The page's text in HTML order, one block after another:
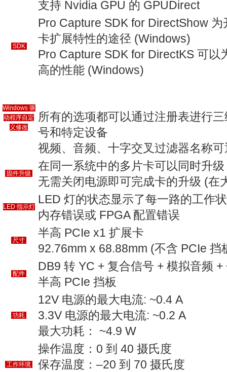
支持 Nvidia GPU 的 GPUDirect
SDK
Pro Capture SDK for DirectShow
卡扩展特性的途径 (Windows)
Pro Capture SDK for DirectKS 可
高的性能 (Windows)
Windows 驱
动程序自定
义修改
所有的选项都可以通过注册表进行
号和特定设备
视频、音频、十字交叉过滤器名称
固件升级
在同一系统中的多片卡可以同时升级
无需关闭电源即可完成卡的升级 (在
LED 指示灯
LED 灯的状态显示了每一路的工作
内存错误或 FPGA 配置错误
尺寸
半高 PCIe x1 扩展卡
92.76mm x 68.88mm (不含 PCIe 挡
配件
DB9 转 YC + 复合信号 + 模拟音频
半高 PCIe 挡板
功耗
12V 电源的最大电流: ~0.4 A
3.3V 电源的最大电流: ~0.2 A
最大功耗： ~4.9 W
工作环境
操作温度：0 到 40 摄氏度
保存温度：–20 到 70 摄氏度